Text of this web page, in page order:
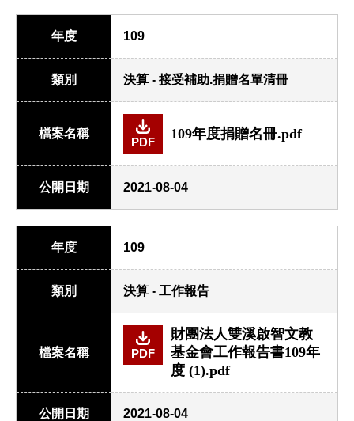
年度 109
類別 決算 - 接受補助.捐贈名單清冊
檔案名稱
PDF
109年度捐贈名冊.pdf
公開日期 2021-08-04
年度 109
類別 決算 - 工作報告
檔案名稱 PDF
財團法人雙溪啟智文教
基金會工作報告書109年
度 (1).pdf
公開日期 2021-08-04